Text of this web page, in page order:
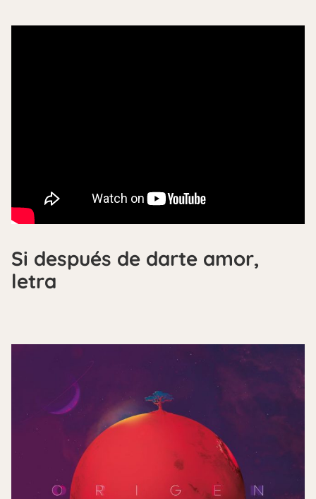
Si después de darte amor,
letra